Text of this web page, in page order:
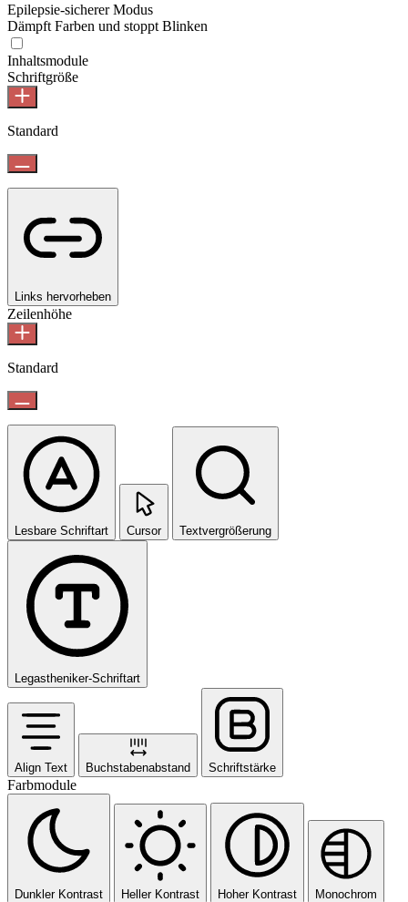
Epilepsie-sicherer Modus
Dämpft Farben und stoppt Blinken
Inhaltsmodule
Schriftgröße
Standard
Links hervorheben
Zeilenhöhe
Standard
Lesbare Schriftart Cursor Textvergrößerung
Legastheniker-Schriftart
Align Text Buchstabenabstand Schriftstärke
Farbmodule
Dunkler Kontrast Heller Kontrast Hoher Kontrast Monochrom